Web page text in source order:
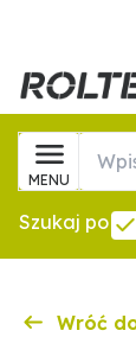
MENU
Szukaj po
Wróć